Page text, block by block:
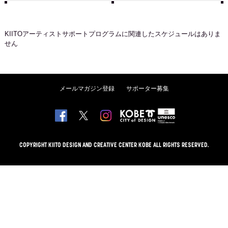
KIITOアーティストサポートプログラムに関連したスケジュールはありま
せん
メールマガジン登録 サポーター募集
COPYRIGHT KIITO DESIGN AND CREATIVE CENTER KOBE ALL RIGHTS RESERVED.